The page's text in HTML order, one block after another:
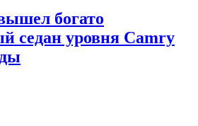
богато
седан уровня Camry